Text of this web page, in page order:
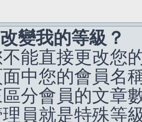
變我的等級？
能直接更改您
中您的會員名
分會員的文章
員就是特殊等